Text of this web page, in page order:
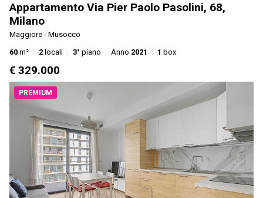
Appartamento Via Pier Paolo Pasolini, 68,
Milano
Maggiore - Musocco
60 m² 2 locali 3° piano Anno 2021 1 box
€ 329.000
PREMIUM